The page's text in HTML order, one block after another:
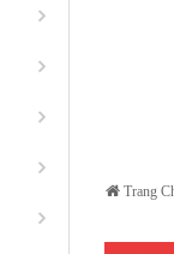
Trang